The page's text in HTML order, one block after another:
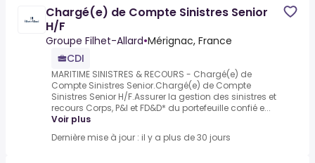
Chargé(e) de Compte Sinistres Senior
H/F
Groupe Filhet-Allard•Mérignac, France
CDI
MARITIME SINISTRES & RECOURS - Chargé(e) de
Compte Sinistres Senior.Chargé(e) de Compte
Sinistres Senior H/F.Assurer la gestion des sinistres et
recours Corps, P&I et FD&D* du portefeuille confié e...
Voir plus
Dernière mise à jour : il y a plus de 30 jours